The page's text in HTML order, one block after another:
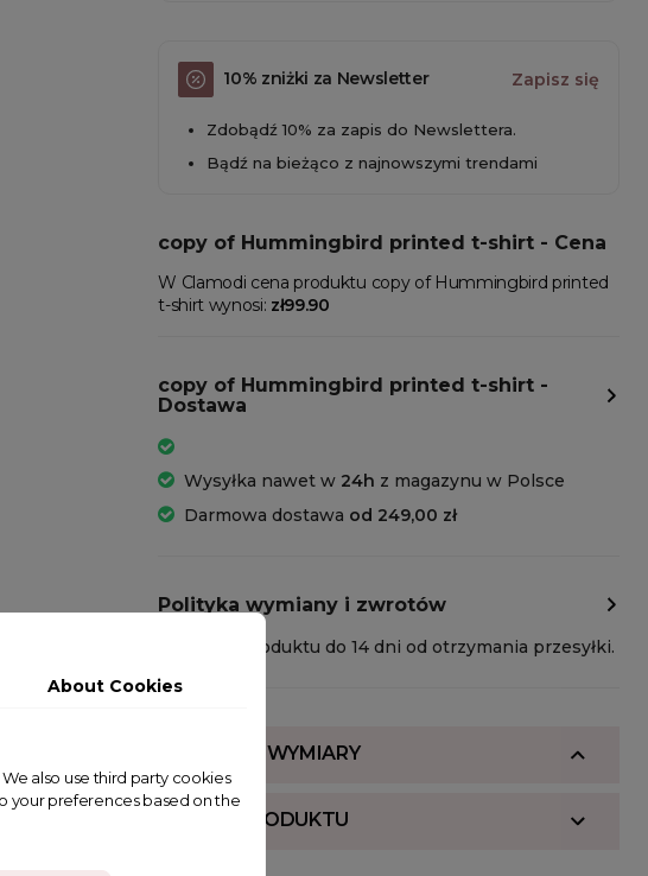
10% zniżki za Newsletter Zapisz się
Zdobądź 10% za zapis do Newslettera.
Bądź na bieżąco z najnowszymi trendami
copy of Hummingbird printed t-shirt - Cena
W Clamodi cena produktu copy of Hummingbird printed
t-shirt wynosi: zł99.90
copy of Hummingbird printed t-shirt -
Dostawa
Wysyłka nawet w 24h z magazynu w Polsce
Darmowa dostawa od 249,00 zł
Polityka wymiany i zwrotów
Zwrot produktu do 14 dni od otrzymania przesyłki.
SKŁAD I WYMIARY
OPIS PRODUKTU
About Cookies
also use third party cookies
your preferences based on the